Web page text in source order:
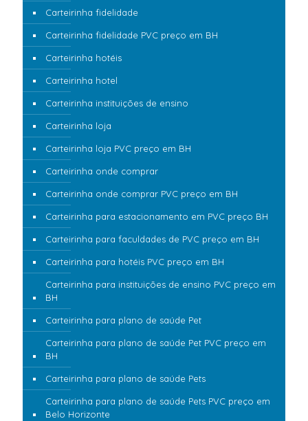
Carteirinha fidelidade
Carteirinha fidelidade PVC preço em BH
Carteirinha hotéis
Carteirinha hotel
Carteirinha instituições de ensino
Carteirinha loja
Carteirinha loja PVC preço em BH
Carteirinha onde comprar
Carteirinha onde comprar PVC preço em BH
Carteirinha para estacionamento em PVC preço BH
Carteirinha para faculdades de PVC preço em BH
Carteirinha para hotéis PVC preço em BH
Carteirinha para instituições de ensino PVC preço em
BH
Carteirinha para plano de saúde Pet
Carteirinha para plano de saúde Pet PVC preço em
BH
Carteirinha para plano de saúde Pets
Carteirinha para plano de saúde Pets PVC preço em
Belo Horizonte